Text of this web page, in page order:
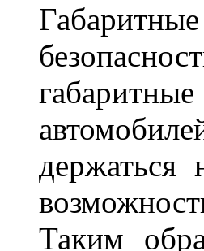
держаться
Таким